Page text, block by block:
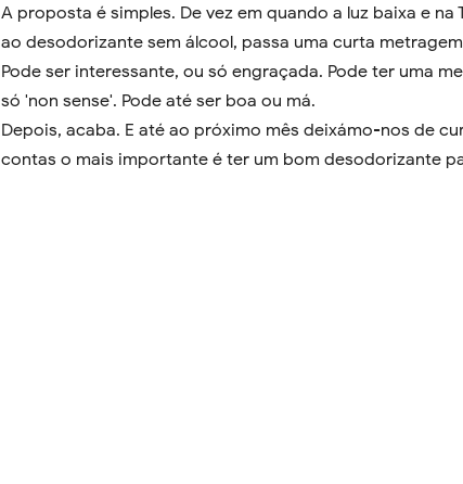
A proposta é simples. De vez em quando a luz baixa e na
ao desodorizante sem álcool, passa uma curta
Pode ser interessante, ou só engraçada. Pode ter uma
só 'non sense'. Pode até ser boa ou má.
Depois, acaba. E até ao próximo mês deixámo-nos de
contas o mais importante é ter um bom desodorizante